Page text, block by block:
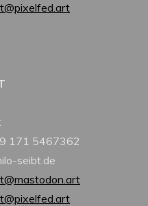
171 5467362
seibt.de